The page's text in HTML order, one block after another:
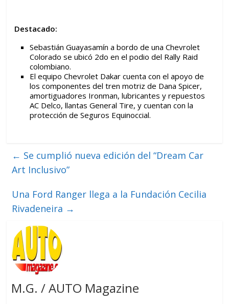
Destacado:
Sebastián Guayasamín a bordo de una Chevrolet
Colorado se ubicó 2do en el podio del Rally Raid
colombiano.
El equipo Chevrolet Dakar cuenta con el apoyo de
los componentes del tren motriz de Dana Spicer,
amortiguadores Ironman, lubricantes y repuestos
AC Delco, llantas General Tire, y cuentan con la
protección de Seguros Equinoccial.
← Se cumplió nueva edición del “Dream Car
Art Inclusivo”
Una Ford Ranger llega a la Fundación Cecilia
Rivadeneira →
M.G. / AUTO Magazine